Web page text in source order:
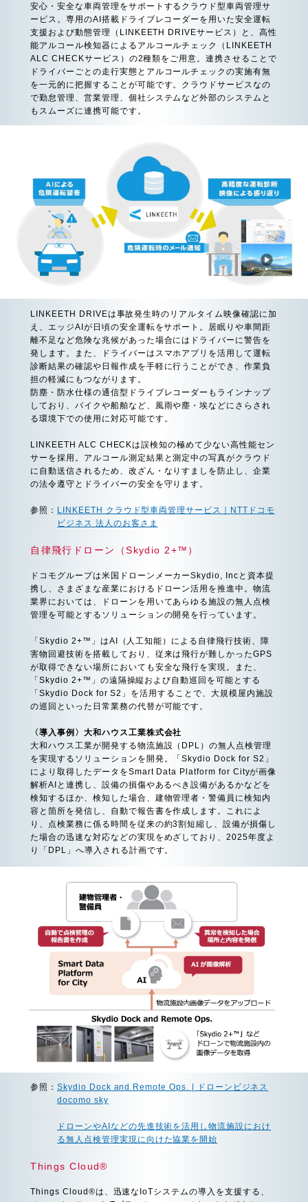
安心・安全な車両管理をサポートするクラウド型車両管理サ
ービス。専用のAI搭載ドライブレコーダーを用いた安全運転
支援および動態管理（LINKEETH DRIVEサービス）と、高性
能アルコール検知器によるアルコールチェック（LINKEETH
ALC CHECKサービス）の2種類をご用意。連携させることで
ドライバーごとの走行実態とアルコールチェックの実施有無
を一元的に把握することが可能です。クラウドサービスなの
で勤怠管理、営業管理、個社システムなど外部のシステムと
もスムーズに連携可能です。
LINKEETH DRIVEは事故発生時のリアルタイム映像確認に加
え、エッジAIが日頃の安全運転をサポート。居眠りや車間距
離不足など危険な兆候があった場合にはドライバーに警告を
発します。また、ドライバーはスマホアプリを活用して運転
診断結果の確認や日報作成を手軽に行うことができ、作業負
担の軽減にもつながります。
防塵・防水仕様の通信型ドライブレコーダーもラインナップ
しており、バイクや船舶など、風雨や塵・埃などにさらされ
る環境下での使用に対応可能です。
LINKEETH ALC CHECKは誤検知の極めて少ない高性能セン
サーを採用。アルコール測定結果と測定中の写真がクラウド
に自動送信されるため、改ざん・なりすましを防止し、企業
の法令遵守とドライバーの安全を守ります。
参照： LINKEETH クラウド型車両管理サービス｜NTTドコモ
ビジネス 法人のお客さま
自律飛行ドローン（Skydio 2+™）
ドコモグループは米国ドローンメーカーSkydio, Incと資本提
携し、さまざまな産業におけるドローン活用を推進中。物流
業界においては、ドローンを用いてあらゆる施設の無人点検
管理を可能とするソリューションの開発を行っています。
「Skydio 2+™」はAI（人工知能）による自律飛行技術、障
害物回避技術を搭載しており、従来は飛行が難しかったGPS
が取得できない場所においても安全な飛行を実現。また、
「Skydio 2+™」の遠隔操縦および自動巡回を可能とする
「Skydio Dock for S2」を活用することで、大規模屋内施設
の巡回といった日常業務の代替が可能です。
〈導入事例〉大和ハウス工業株式会社
大和ハウス工業が開発する物流施設（DPL）の無人点検管理
を実現するソリューションを開発。「Skydio Dock for S2」
により取得したデータをSmart Data Platform for Cityが画像
解析AIと連携し、設備の損傷やあるべき設備があるかなどを
検知するほか、検知した場合、建物管理者・警備員に検知内
容と箇所を発信し、自動で報告書を作成します。これによ
り、点検業務に係る時間を従来の約3割短縮し、設備が損傷し
た場合の迅速な対応などの実現をめざしており、2025年度よ
り「DPL」へ導入される計画です。
参照：Skydio Dock and Remote Ops. | ドローンビジネス
docomo sky
ドローンやAIなどの先進技術を活用し物流施設におけ
る無人点検管理実現に向けた協業を開始
Things Cloud®
Things Cloud®は、迅速なIoTシステムの導入を支援する、